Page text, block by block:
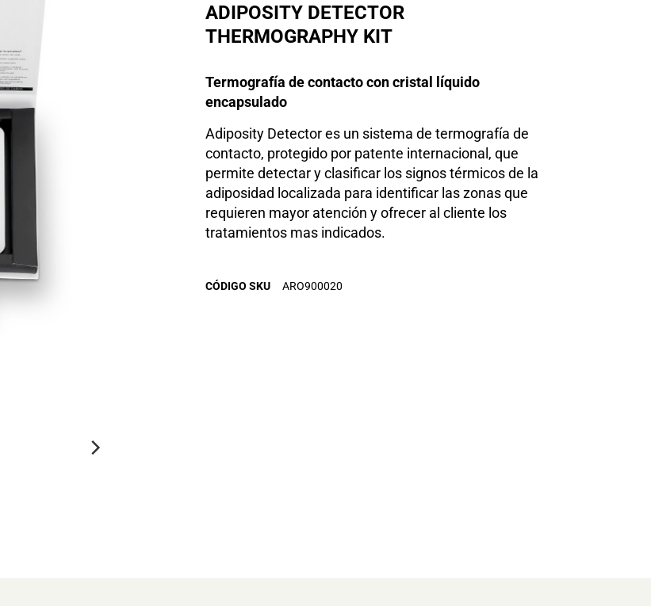
ADIPOSITY DETECTOR
THERMOGRAPHY KIT
Termografía de contacto con cristal líquido
encapsulado
Adiposity Detector es un sistema de termografía de
contacto, protegido por patente internacional, que
permite detectar y clasificar los signos térmicos de la
adiposidad localizada para identificar las zonas que
requieren mayor atención y ofrecer al cliente los
tratamientos mas indicados.
CÓDIGO SKU ARO900020